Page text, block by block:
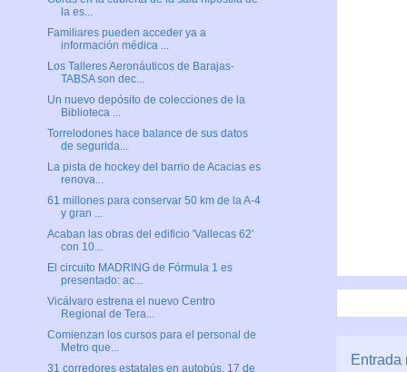
Entrada
la es...
Familiares pueden acceder ya a
información médica ...
Los Talleres Aeronáuticos de Barajas-
TABSA son dec...
Un nuevo depósito de colecciones de la
Biblioteca ...
Torrelodones hace balance de sus datos
de segurida...
La pista de hockey del barrio de Acacias es
renova...
61 millones para conservar 50 km de la A-4
y gran ...
Acaban las obras del edificio 'Vallecas 62'
con 10...
El circuito MADRING de Fórmula 1 es
presentado: ac...
Vicálvaro estrena el nuevo Centro
Regional de Tera...
Comienzan los cursos para el personal de
Metro que...
31 corredores estatales en autobús, 17 de